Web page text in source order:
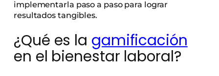
implementarla paso a paso para lograr
resultados tangibles.
¿Qué es la gamificación
en el bienestar laboral?